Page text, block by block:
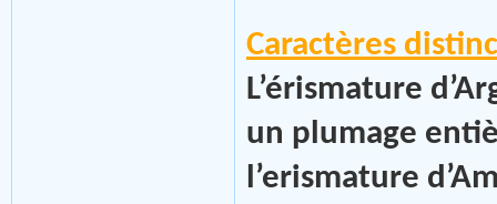
Caractères
L’érismature
un plumage
l’erismature